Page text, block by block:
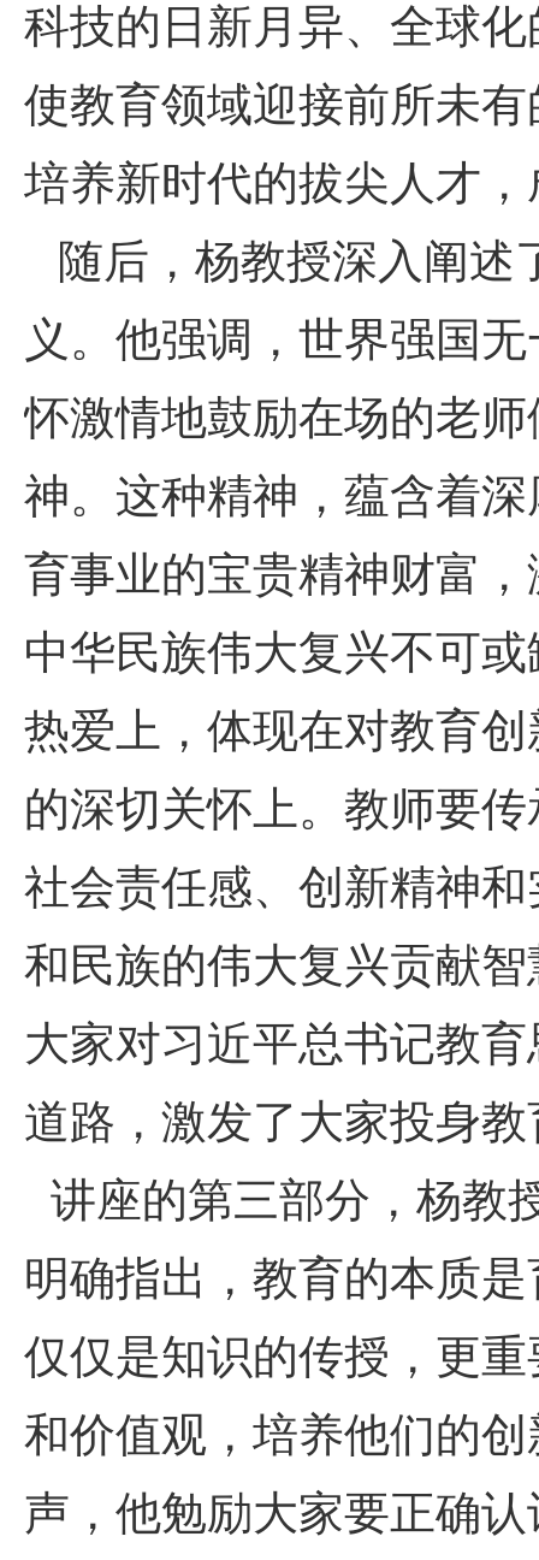
科技的日新月异、全球
使教育领域迎接前所未
培养新时代的拔尖人才
随后，杨教授深入阐述
义。他强调，世界强国
怀激情地鼓励在场的老
神。这种精神，蕴含着
育事业的宝贵精神财富
中华民族伟大复兴不可
热爱上，体现在对教育
的深切关怀上。教师要
社会责任感、创新精神
和民族的伟大复兴贡献
大家对习近平总书记教
道路，激发了大家投身
讲座的第三部分，杨教
明确指出，教育的本质
仅仅是知识的传授，更
和价值观，培养他们的
声，他勉励大家要正确